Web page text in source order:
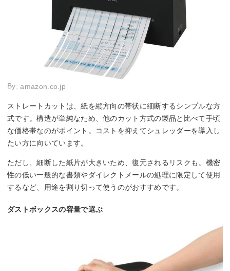
By:amazon.co.jp
ストレートカットは、紙を縦方向の帯状に細断するシンプルな方
式です。構造が単純なため、他のカット方式の製品と比べて手頃
な価格帯なのがポイント。コストを抑えてシュレッダーを導入し
たい方に向いています。
ただし、細断した紙片が大きいため、復元されるリスクも。機密
性の低い一般的な書類やダイレクトメールの処理に限定して使用
するなど、用途を割り切って使うのがおすすめです。
ダストボックスの容量で選ぶ